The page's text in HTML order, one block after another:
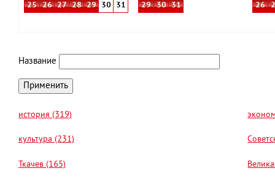
25
26 27 28 29 30 31
29
30 31
26
Название
история (319)
культура (231)
Ткачев (165)